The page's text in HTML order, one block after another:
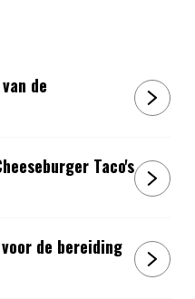
de
Taco's
de bereiding